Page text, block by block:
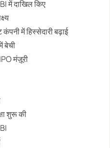
में दाखिल किए
में हिस्सेदारी बढ़ाई
बेची
मंज़ूरी
शुरू की